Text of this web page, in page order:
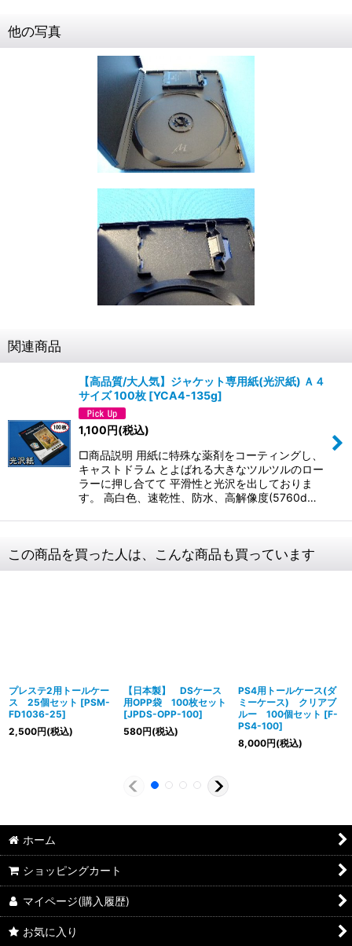
他の写真
関連商品
【高品質/大人気】ジャケット専用紙(光沢紙) Ａ４
サイズ 100枚 [YCA4-135g]
1,100円(税込)
□商品説明 用紙に特殊な薬剤をコーティングし、
キャストドラム とよばれる大きなツルツルのロー
ラーに押し合てて 平滑性と光沢を出しておりま
す。 高白色、速乾性、防水、高解像度(5760d…
この商品を買った人は、こんな商品も買っています
プレステ2用トールケー
ス 25個セット [PSM-
FD1036-25]
2,500円(税込)
【日本製】 DSケース
用OPP袋 100枚セット
[JPDS-OPP-100]
580円(税込)
PS4用トールケース(ダ
ミーケース) クリアブ
ルー 100個セット [F-
PS4-100]
8,000円(税込)
ホーム
ショッピングカート
マイページ(購入履歴)
お気に入り